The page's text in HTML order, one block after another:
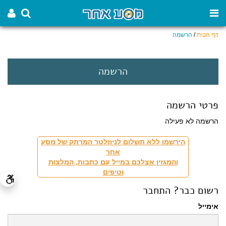
דף הבית/ הרשמה
הרשמה
פרטי הרשמה
הרשמה לא פעילה
הירשמו ללא תשלום לניוזלטר המרתק של מסע
אחר
והמגזין אצלכם במייל עם כתבות, המלצות
וטיפים
רשום כבר? התחבר
אימייל